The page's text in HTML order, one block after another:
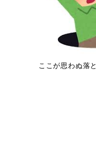
ここが思わぬ落